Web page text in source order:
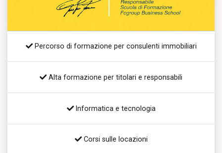
Percorso di formazione per consulenti immobiliari
Alta formazione per titolari e responsabili
Informatica e tecnologia
Corsi sulle locazioni